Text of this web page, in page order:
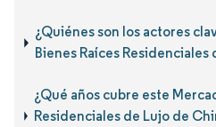
¿Quiénes son los actores
Bienes Raíces
¿Qué años cubre este
Residenciales de Lujo de